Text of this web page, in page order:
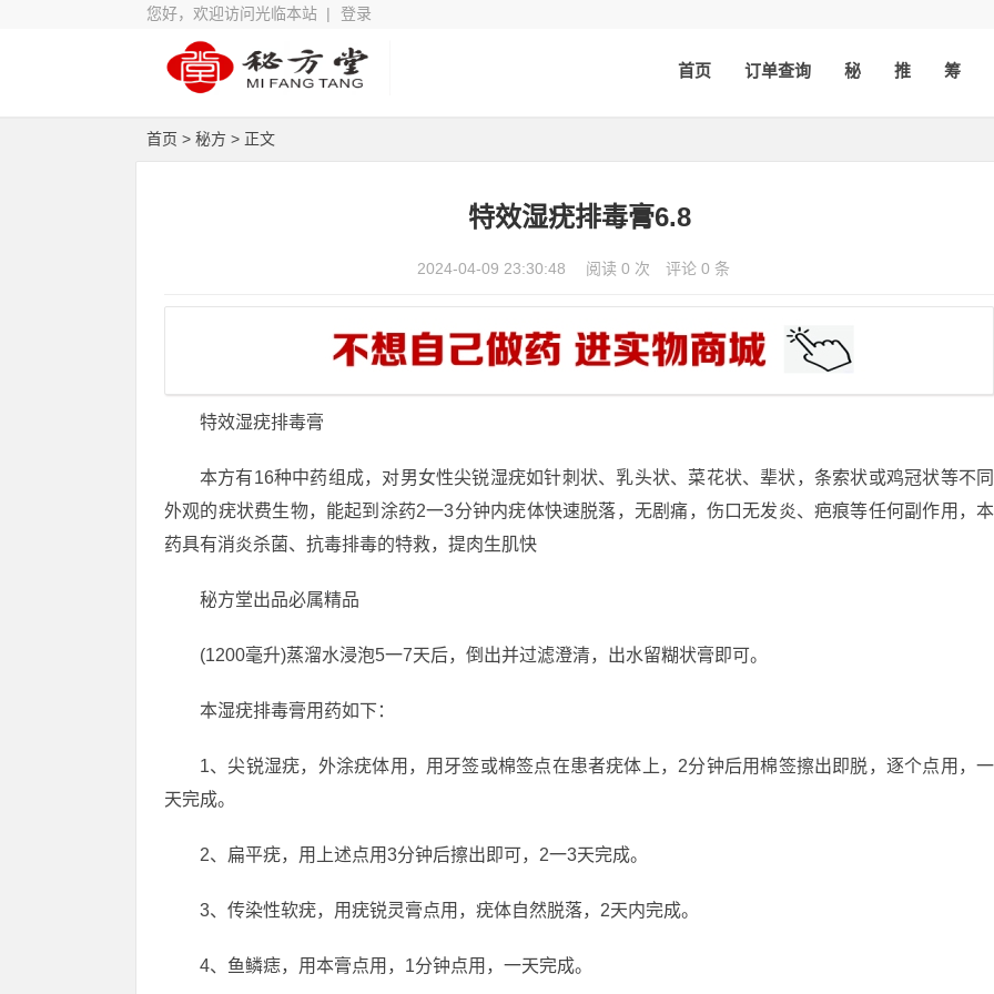
您好，欢迎访问光临本站 | 登录
首页 订单查询 秘 推 筹
首页 > 秘方 > 正文
​特效湿疣排毒膏6.8
2024-04-09 23:30:48 阅读 0 次 评论 0 条
特效湿疣排毒膏
本方有16种中药组成，对男女性尖锐湿疣如针刺状、乳头状、菜花状、辈状，条索状或鸡冠状等不同
外观的疣状费生物，能起到涂药2一3分钟内疣体快速脱落，无剧痛，伤口无发炎、疤痕等任何副作用，本
药具有消炎杀菌、抗毒排毒的特救，提肉生肌快
秘方堂出品必属精品
(1200毫升)蒸溜水浸泡5一7天后，倒出并过滤澄清，出水留糊状膏即可。
本湿疣排毒膏用药如下：
1、尖锐湿疣，外涂疣体用，用牙签或棉签点在患者疣体上，2分钟后用棉签擦出即脱，逐个点用，一
天完成。
2、扁平疣，用上述点用3分钟后擦出即可，2一3天完成。
3、传染性软疣，用疣锐灵膏点用，疣体自然脱落，2天内完成。
4、鱼鳞痣，用本膏点用，1分钟点用，一天完成。